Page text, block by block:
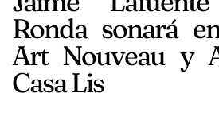
Ronda sonará
Art Nouveau y
Casa Lis